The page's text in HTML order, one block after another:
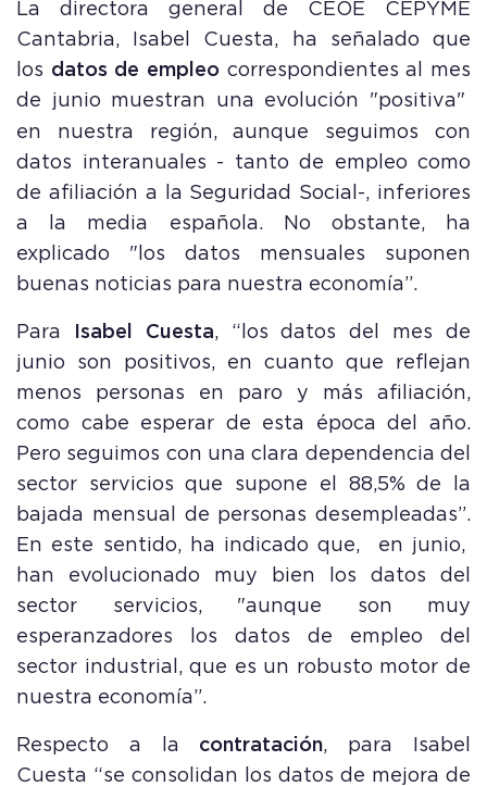
La directora general de CEOE CEPYME
Cantabria, Isabel Cuesta, ha señalado que
los datos de empleo correspondientes al mes
de junio muestran
una evolución "positiva"
en nuestra región, aunque seguimos con
datos interanuales - tanto de empleo como
de afiliación a la Seguridad Social-, inferiores
a la media española. No obstante, ha
explicado "los datos mensuales suponen
buenas noticias para nuestra economía”.
Para Isabel Cuesta, “los datos del mes de
junio son positivos, en cuanto que reflejan
menos personas en paro y más afiliación,
como cabe esperar de esta época del año.
Pero seguimos con una clara dependencia del
sector servicios que supone el 88,5% de la
bajada mensual de personas desempleadas”.
En este sentido, ha indicado que, en junio,
han evolucionado muy bien los datos del
sector servicios, "aunque son muy
esperanzadores los datos de empleo del
sector industrial, que es un robusto motor de
nuestra economía”.
Respecto a la contratación, para Isabel
Cuesta “se consolidan los datos de mejora de